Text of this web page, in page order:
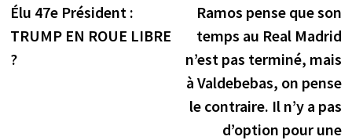
de
l’article
précédente :
Élu 47e Président :
TRUMP EN ROUE LIBRE
?
Ramos pense que son
temps au Real Madrid
n’est pas terminé, mais
à Valdebebas, on pense
le contraire. Il n’y a pas
d’option pour une